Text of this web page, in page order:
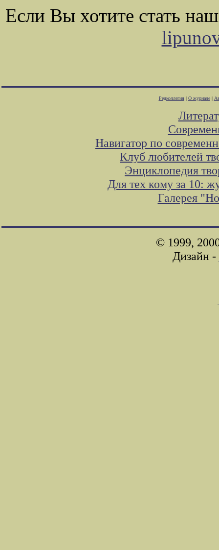
Если Вы хотите стать
Редколлегия| О журнале|
Навигатор по
Клуб любителей
Энциклопедия
Для тех кому за 10:
Галерея
© 1999,
Дизайн -